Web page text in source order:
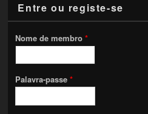
Entre ou registe-se
Nome de membro*
Palavra-passe*